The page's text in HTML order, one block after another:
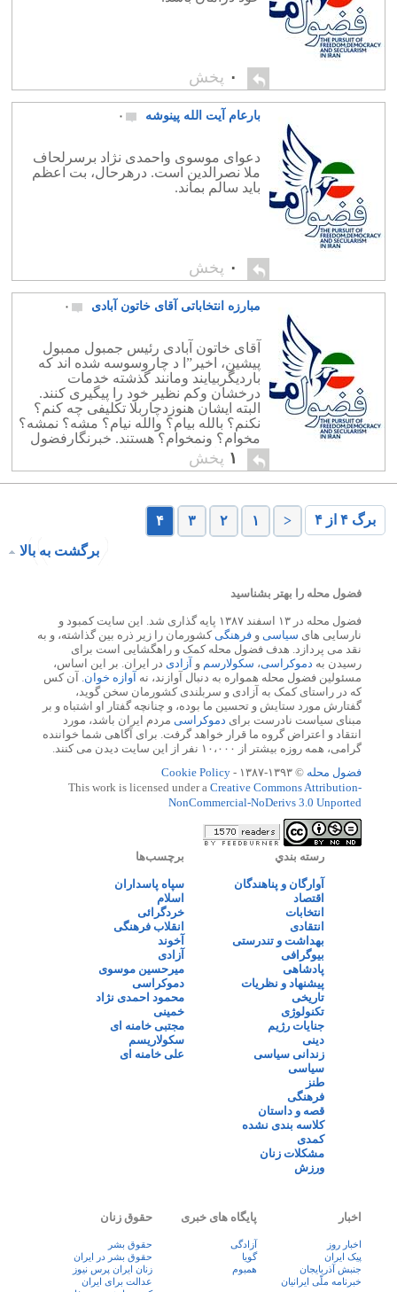
۰ پخش
بارعام آیت الله پینوشه ۰
دعوای موسوی واحمدی نژاد برسرلحاف
ملا نصرالدین است. درهرحال، بت اعظم
باید سالم بماند.
۰ پخش
مبارزه انتخاباتی آقای خاتون آبادی ۰
آقای خاتون آبادی رئیس جمبول ممبول
پیشین، اخیر”ا د چاروسوسه شده اند که
باردیگربیایند ومانند گذشته خدمات
درخشان وکم نظیر خود را پیگیری کنند.
البته ایشان هنوزدچاربلا تکلیفی چه کنم؟
نکنم؟ بالله بیام؟ والله نیام؟ مشه؟ نمشه؟
مخوام؟ ونمخوام؟ هستند. خبرنگارفضول
محله ازایشان پرسید چنا نچه تصمیم به
آمدن گرفتید برنامه آینده اتان چیست؟
ایشان […]
۱ پخش
برگ ۴ از ۴ < ۱ ۲ ۳
۴
برگشت به بالا
فضول محله را بهتر بشناسید
فضول محله در ۱۳ اسفند ۱۳۸۷ پایه گذاری شد. این سایت کمبود و
نارسایی های سیاسی و فرهنگیکشورمان را زیر ذره بین گذاشته، و به
نقد می پردازد. هدف فضول محله کمک و راهگشایی است برای
رسیدن به دموکراسی، سکولارسم و آزادی در ایران. بر این اساس،
مسئولین فضول محله همواره به دنبال آوازند، نه آوازه خوان. آن کس
که در راستای کمک به آزادی و سربلندی کشورمان سخن گوید،
گفتارش مورد ستایش و تحسین ما بوده، و چنانچه گفتار او اشتباه و بر
مبنای سیاست نادرست برای دموکراسی مردم ایران باشد، مورد
انتقاد و اعتراض گروه ما قرار خواهد گرفت. برای آگاهی شما خواننده
گرامی، همه روزه بیشتر از ۱۰،۰۰۰ نفر از این سایت دیدن می کنند.
فضول محله © ۱۳۹۳-۱۳۸۷ -
Cookie Policy
This work is licensed under a Creative Commons Attribution-
NonCommercial-NoDerivs 3.0 Unported
رسته بندي
آوارگان و پناهندگان
اقتصاد
انتخابات
انتقادی
بهداشت و تندرستی
بیوگرافی
پادشاهی
پیشنهاد و نظریات
تاریخی
تکنولوژی
جنایات رژیم
دینی
زندانی سیاسی
سیاسی
طنز
فرهنگی
قصه و داستان
کلاسه بندی نشده
کمدی
مشکلات زنان
ورزش
برچسب‌ها
سپاه پاسداران
اسلام
خردگرائی
انقلاب فرهنگی
آخوند
آزادی
میرحسین موسوی
دموکراسی
محمود احمدی نژاد
خمینی
مجتبی خامنه ای
سکولاریسم
علی خامنه ای
اخبار
اخبار روز
پيک ايران
جنبش آذربایجان
خبرنامه ملّی ایرانیان
پایگاه های خبری
آزادگی
گویا
همبوم
حقوق زنان
حقوق بشر
حقوق بشر در ایران
زنان ايران پرس نيوز
عدالت برای ایران